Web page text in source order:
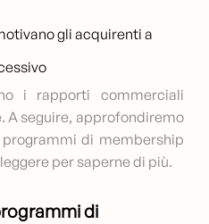
gli acquirenti a
i rapporti commerciali
A seguire, approfondiremo
di membership
per saperne di più.
di